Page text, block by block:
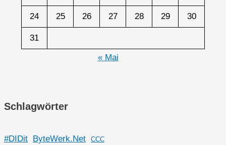
24 25 26 27 28 29 30
31
« Mai
Schlagwörter
#DIDit ByteWerk.Net CCC